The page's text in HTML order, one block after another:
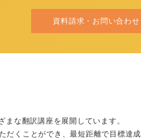
資料請求・お問い合わせ
な翻訳講座を展開しています。
だくことができ、最短距離で目標達成